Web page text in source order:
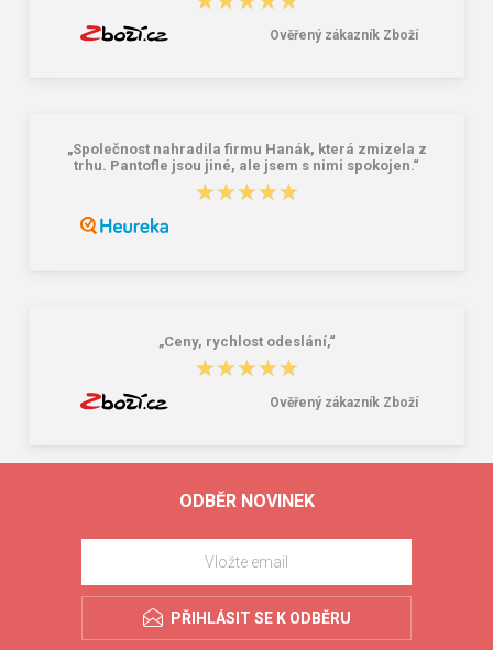
Ověřený zákazník Zboží
„Společnost nahradila firmu Hanák, která zmizela z
trhu. Pantofle jsou jiné, ale jsem s nimi spokojen.“
★★★★★
★★★★★
„Ceny, rychlost odeslání,“
★★★★★
★★★★★
Ověřený zákazník Zboží
ODBĚR NOVINEK
PŘIHLÁSIT SE K ODBĚRU